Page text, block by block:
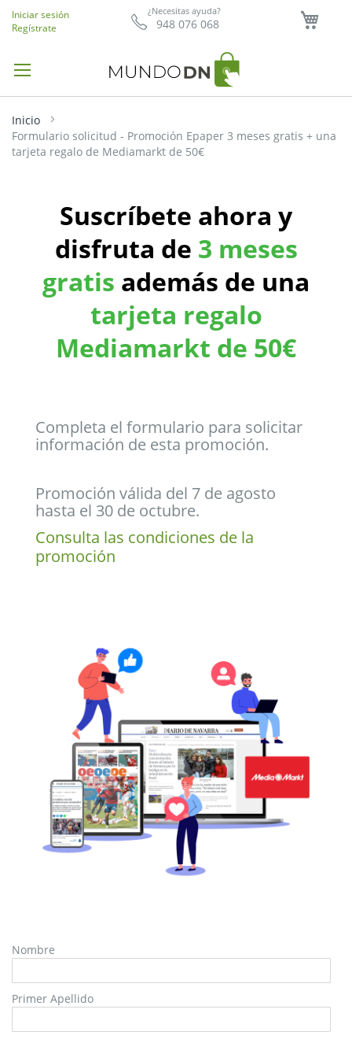
¿Necesitas ayuda?
948 076 068
Iniciar sesión
Regístrate
Inicio
Formulario solicitud - Promoción Epaper 3 meses gratis + una
tarjeta regalo de Mediamarkt de 50€
Suscríbete ahora y
disfruta de 3 meses
gratis además de una
tarjeta regalo
Mediamarkt de 50€
Completa el formulario para solicitar
información de esta promoción.
Promoción válida del 7 de agosto
hasta el 30 de octubre.
Consulta las condiciones de la
promoción
Nombre
Primer Apellido